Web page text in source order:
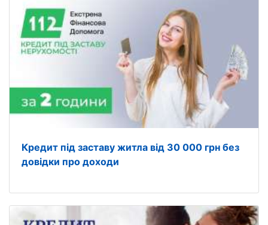
Кредит під заставу житла від 30 000 грн без
довідки про доходи